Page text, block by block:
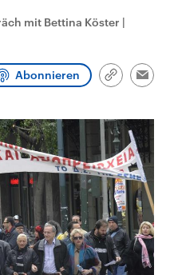
Israel möchte die Hamas
Diese wird wie die
Podcasts
mit Bettina Köster |
Abonnieren
Link